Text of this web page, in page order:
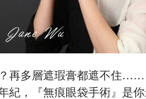
再多層遮瑕膏都遮不住……
紀，『無痕眼袋手術』是